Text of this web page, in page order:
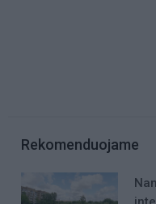
Rekomenduojame